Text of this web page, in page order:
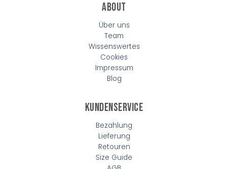
About
Über uns
Team
Wissenswertes
Cookies
Impressum
Blog
Kundenservice
Bezahlung
Lieferung
Retouren
Size Guide